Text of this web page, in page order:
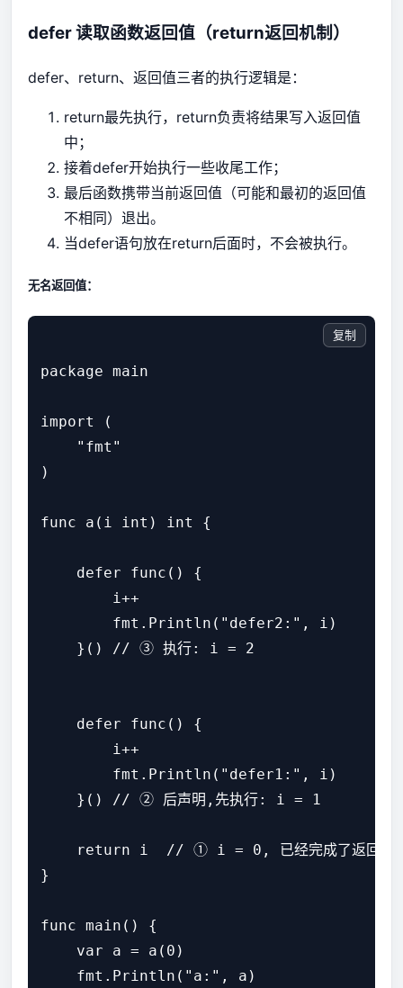
defer 读取函数返回值（return返回机制）
defer、return、返回值三者的执行逻辑是：
return最先执行，return负责将结果写入返回值
中；
接着defer开始执行一些收尾工作；
最后函数携带当前返回值（可能和最初的返回值
不相同）退出。
当defer语句放在return后面时，不会被执行。
无名返回值：
package main
import (
    "fmt"
)
func a(i int) int {
    defer func() {
        i++
        fmt.Println("defer2:", i)
    }() // ③ 执行: i = 2
    defer func() {
        i++
        fmt.Println("defer1:", i)
    }() // ② 后声明,先执行: i = 1
return i  // ① i = 0, 已经完成了返回值
}
func main() {
    var a = a(0)
    fmt.Println("a:", a)
复制